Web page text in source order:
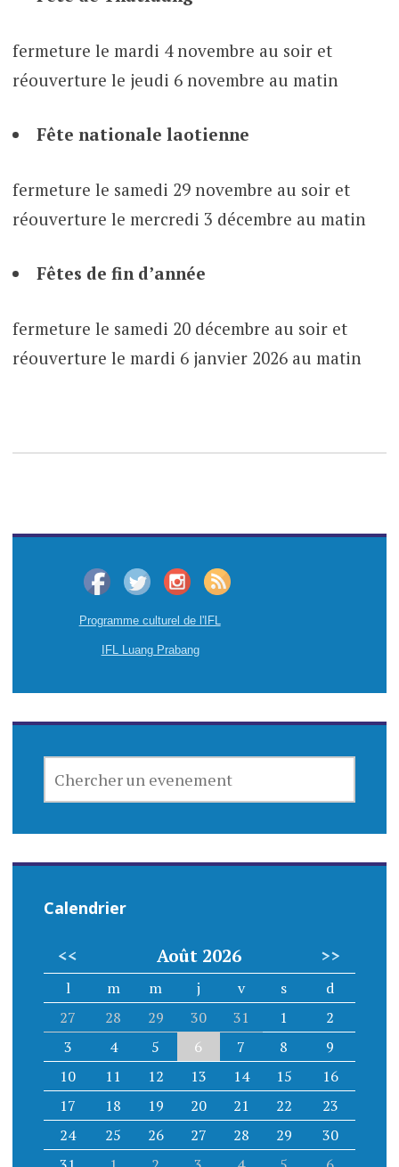
fermeture le mardi 4 novembre au soir et
réouverture le jeudi 6 novembre au matin
Fête nationale laotienne
fermeture le samedi 29 novembre au soir et
réouverture le mercredi 3 décembre au matin
Fêtes de fin d’année
fermeture le samedi 20 décembre au soir et
réouverture le mardi 6 janvier 2026 au matin
Programme culturel de l'IFL
IFL Luang Prabang
UN
Calendrier
<< Août 2026 >>
l m m j v s
d
27
28 29 30 31 1
2
3
4 5 6 7 8
9
10
11 12 13 14 15
16
17
18 19 20 21 22
23
24
25 26 27 28 29
30